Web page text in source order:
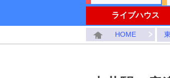
ライブハウス
HOME